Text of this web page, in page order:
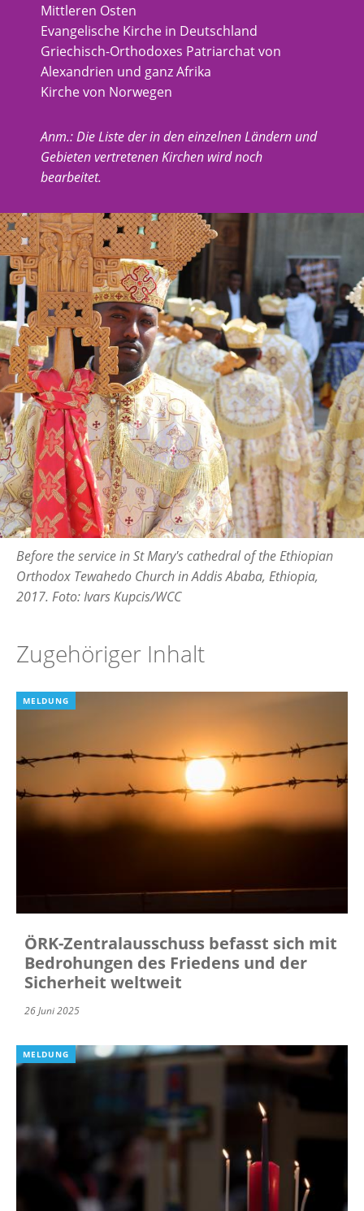
Mittleren Osten
Evangelische Kirche in Deutschland
Griechisch-Orthodoxes Patriarchat von
Alexandrien und ganz Afrika
Kirche von Norwegen
Anm.: Die Liste der in den einzelnen Ländern und
Gebieten vertretenen Kirchen wird noch
bearbeitet.
Before the service in St Mary's cathedral of the Ethiopian
Orthodox Tewahedo Church in Addis Ababa, Ethiopia,
2017. Foto: Ivars Kupcis/WCC
Zugehöriger Inhalt
MELDUNG
ÖRK-Zentralausschuss befasst sich mit
Bedrohungen des Friedens und der
Sicherheit weltweit
26 Juni 2025
MELDUNG